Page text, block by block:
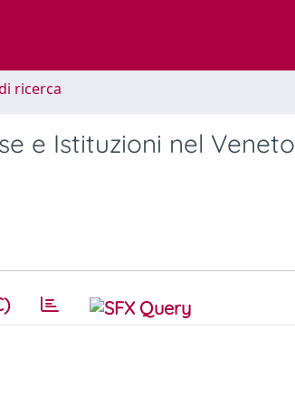
ricerca
e Istituzioni nel Veneto